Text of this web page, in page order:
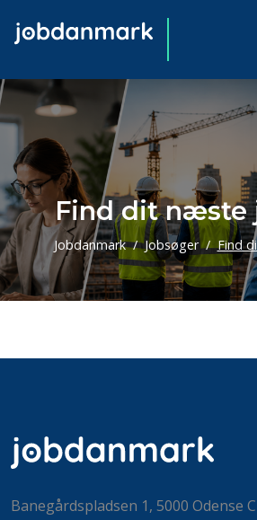
Find dit næste
Jobdanmark Jobsøger Find
Banegårdspladsen 1, 5000 Odense